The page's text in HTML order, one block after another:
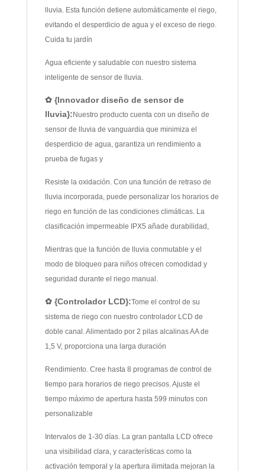
lluvia. Esta función detiene automáticamente el riego,
evitando el desperdicio de agua y el exceso de riego.
Cuida tu jardín
Agua eficiente y saludable con nuestro sistema
inteligente de sensor de lluvia.
✿ {Innovador diseño de sensor de
lluvia}:Nuestro producto cuenta con un diseño de
sensor de lluvia de vanguardia que minimiza el
desperdicio de agua, garantiza un rendimiento a
prueba de fugas y
Resiste la oxidación. Con una función de retraso de
lluvia incorporada, puede personalizar los horarios de
riego en función de las condiciones climáticas. La
clasificación impermeable IPX5 añade durabilidad,
Mientras que la función de lluvia conmutable y el
modo de bloqueo para niños ofrecen comodidad y
seguridad durante el riego manual.
✿ {Controlador LCD}:Tome el control de su
sistema de riego con nuestro controlador LCD de
doble canal. Alimentado por 2 pilas alcalinas AA de
1,5 V, proporciona una larga duración
Rendimiento. Cree hasta 8 programas de control de
tiempo para horarios de riego precisos. Ajuste el
tiempo máximo de apertura hasta 599 minutos con
personalizable
Intervalos de 1-30 días. La gran pantalla LCD ofrece
una visibilidad clara, y características como la
activación temporal y la apertura ilimitada mejoran la